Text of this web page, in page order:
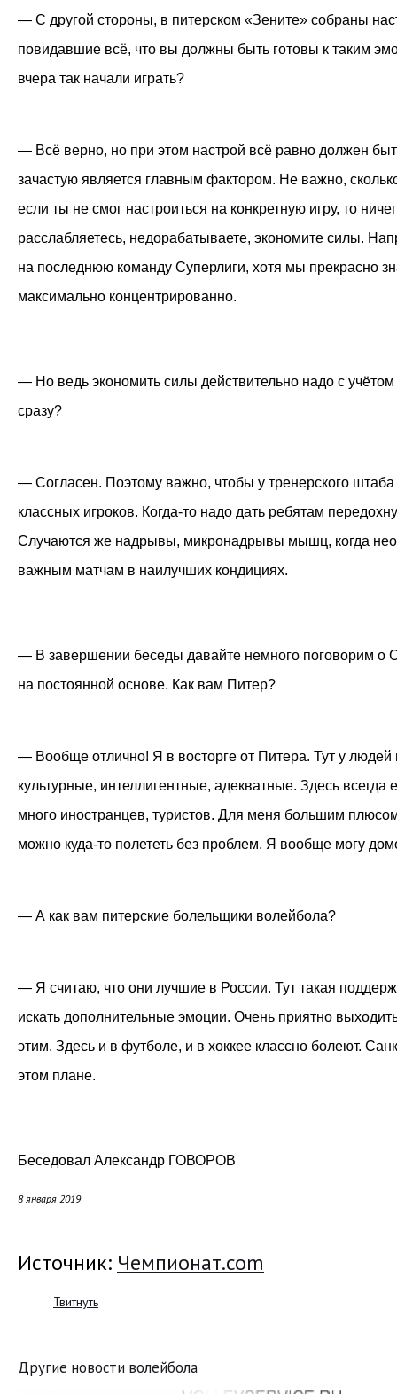
— С другой стороны, в питерском «Зените» собраны
повидавшие всё, что вы должны быть готовы к таким
вчера так начали играть?
— Всё верно, но при этом настрой всё равно должен
зачастую является главным фактором. Не важно,
если ты не смог настроиться на конкретную игру, то
расслабляетесь, недорабатываете, экономите силы.
на последнюю команду Суперлиги, хотя мы прекрасно
максимально концентрированно.
— Но ведь экономить силы действительно надо с учётом
сразу?
— Согласен. Поэтому важно, чтобы у тренерского
классных игроков. Когда-то надо дать ребятам
Случаются же надрывы, микронадрывы мышц, когда
важным матчам в наилучших кондициях.
— В завершении беседы давайте немного поговорим о
на постоянной основе. Как вам Питер?
— Вообще отлично! Я в восторге от Питера. Тут у людей
культурные, интеллигентные, адекватные. Здесь всегда
много иностранцев, туристов. Для меня большим
можно куда-то полететь без проблем. Я вообще могу
— А как вам питерские болельщики волейбола?
— Я считаю, что они лучшие в России. Тут такая
искать дополнительные эмоции. Очень приятно
этим. Здесь и в футболе, и в хоккее классно болеют.
этом плане.
Беседовал Александр ГОВОРОВ
8 января 2019
Источник: Чемпионат.com
Твитнуть
Другие новости волейбола